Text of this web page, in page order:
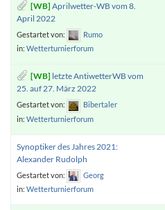
Aprilwetter-WB vom 8.
April 2022
Gestartet von:
Rumo
in: Wetterturnierforum
letzte AntiwetterWB vom
25. auf 27. März 2022
Gestartet von:
Bibertaler
in: Wetterturnierforum
Synoptiker des Jahres 2021:
Alexander Rudolph
Gestartet von:
Georg
in: Wetterturnierforum